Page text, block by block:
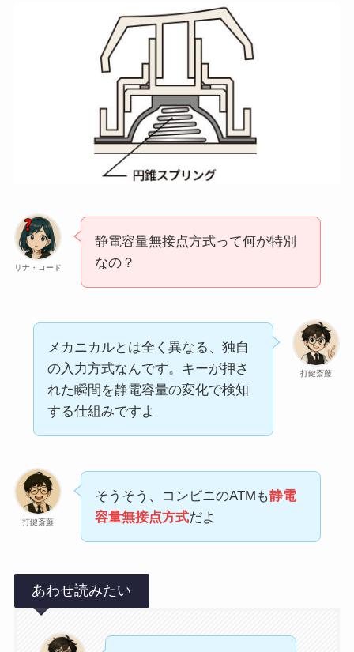
リナ・コード
静電容量無接点方式って何が特別
なの？
打鍵斎藤
メカニカルとは全く異なる、独自
の入力方式なんです。キーが押さ
れた瞬間を静電容量の変化で検知
する仕組みですよ
打鍵斎藤
そうそう、コンビニのATMも静電
容量無接点方式だよ
あわせ読みたい